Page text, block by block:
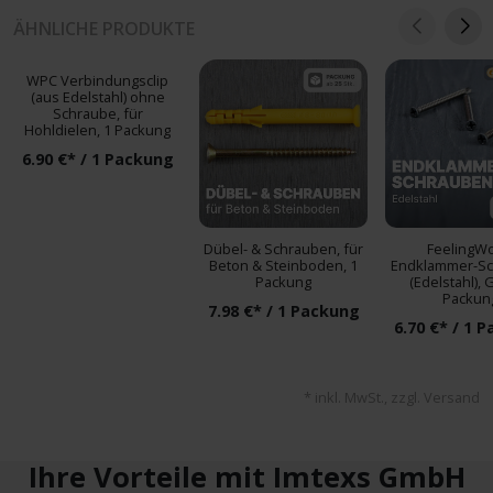
WPC Verbindungsclip
(aus Edelstahl) ohne
Schraube, für
Hohldielen, 1 Packung
6.90 €* / 1 Packung
Dübel- & Schrauben, für
Beton & Steinboden, 1
Packung
7.98 €* / 1 Packung
Endklammer-
(Edelstahl),
6.70 €* / 1
* inkl. MwSt., zzgl. Versand
Ihre Vorteile mit Imtexs GmbH